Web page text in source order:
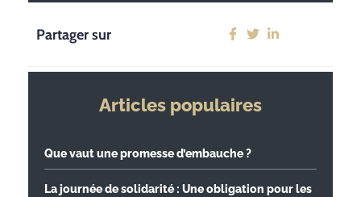
Partager sur
Articles populaires
Que vaut une promesse d’embauche ?
La journée de solidarité : Une obligation pour les